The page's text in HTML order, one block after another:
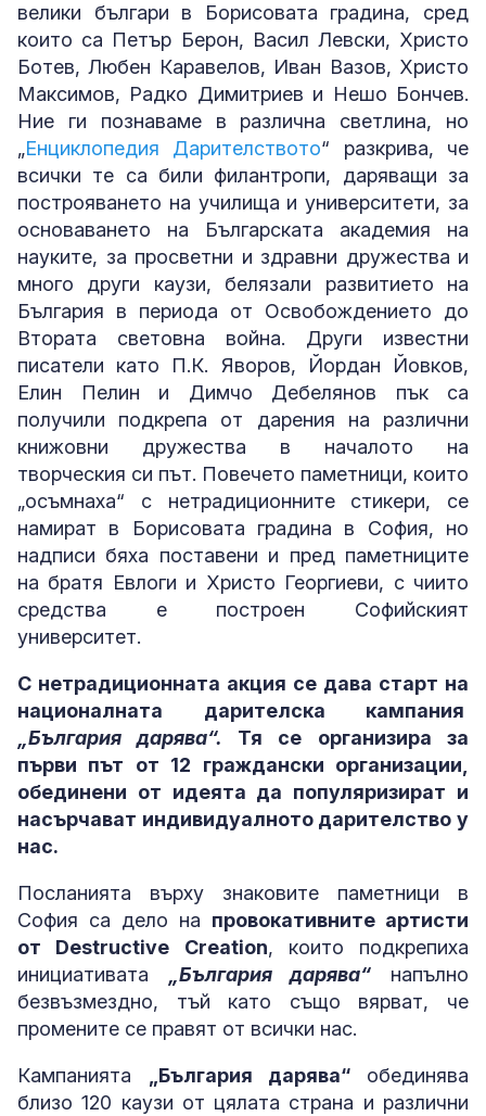
велики българи в Борисовата градина, сред
които са Петър Берон, Васил Левски, Христо
Ботев, Любен Каравелов, Иван Вазов, Христо
Максимов, Радко Димитриев и Нешо Бончев.
Ние ги познаваме в различна светлина, но
„Енциклопедия Дарителството“ разкрива, че
всички те са били филантропи, даряващи за
построяването на училища и университети, за
основаването на Българската академия на
науките, за просветни и здравни дружества и
много други каузи, белязали развитието на
България в периода от Освобождението до
Втората световна война. Други известни
писатели като П.К. Яворов, Йордан Йовков,
Елин Пелин и Димчо Дебелянов пък са
получили подкрепа от дарения на различни
книжовни дружества в началото на
творческия си път. Повечето паметници, които
„осъмнаха“ с нетрадиционните стикери, се
намират в Борисовата градина в София, но
надписи бяха поставени и пред паметниците
на братя Евлоги и Христо Георгиеви, с чиито
средства е построен Софийският
университет.
С нетрадиционната акция се дава старт на
националната дарителска кампания
„България дарява“. Тя се организира за
първи път от 12 граждански организации,
обединени от идеята да популяризират и
насърчават индивидуалното дарителство у
нас.
Посланията върху знаковите паметници в
София са дело на провокативните артисти
от Destructive Creation, които подкрепиха
инициативата
„България дарява“ напълно
безвъзмездно, тъй като също вярват, че
промените се правят от всички нас.
Кампанията „България дарява“ обединява
близо 120 каузи от цялата страна и различни